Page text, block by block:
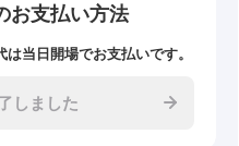
お支払い方法
は当日開場でお支払いです。
しました